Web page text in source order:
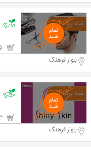
بلوار فرهنگ
بلوار فرهنگ